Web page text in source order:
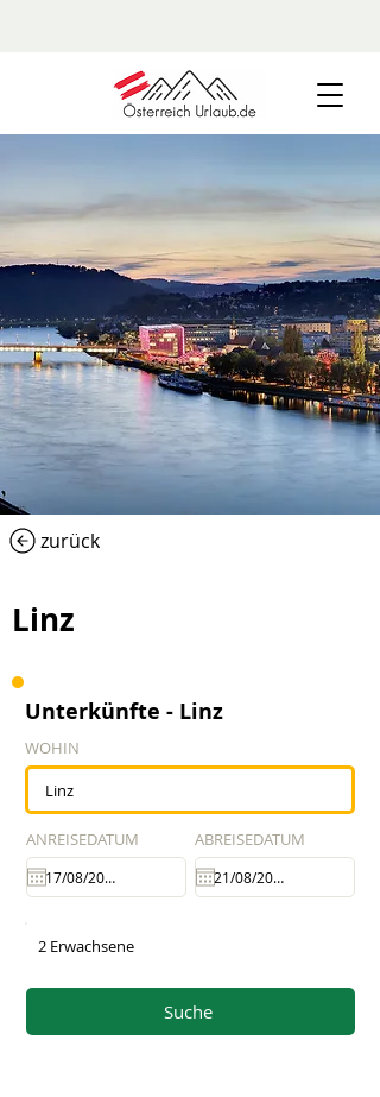
zurück
Linz
Unterkünfte - Linz
WOHIN
ANREISEDATUM ABREISEDATUM
2 Erwachsene
Suche